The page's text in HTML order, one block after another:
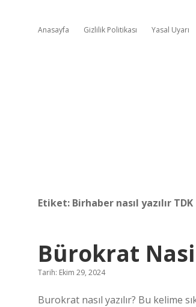
Anasayfa Gizlilik Politikası Yasal Uyarı
Etiket: Birhaber nasıl yazılır TDK
Bürokrat
Tarih: Ekim 29, 2024
Burokrat nasıl yazılır? Bu kelime